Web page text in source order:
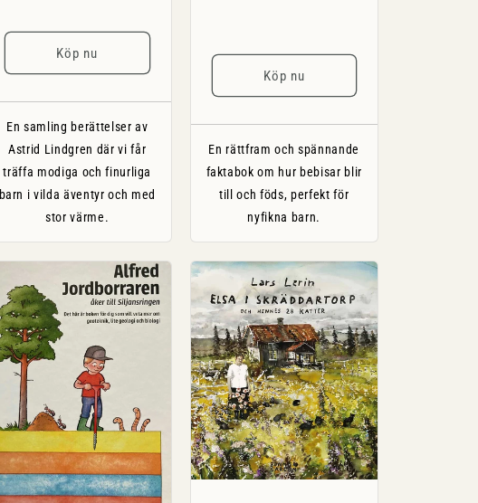
Köp nu
En samling berättelser av
Astrid Lindgren där vi får
träffa modiga och finurliga
barn i vilda äventyr och med
stor värme.
Köp nu
En rättfram och spännande
faktabok om hur bebisar blir
till och föds, perfekt för
nyfikna barn.